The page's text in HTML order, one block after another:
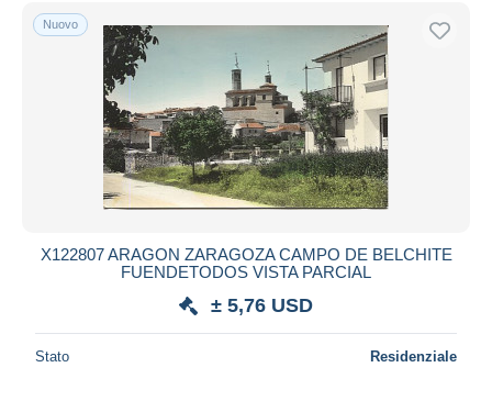
Spedizione gratuita
Metodi di pagamento
PayPal
Bonifico bancario
Visa
Mastercard
Bancontact
Maestro
Residenza del venditore
Nuovo
X122807 ARAGON ZARAGOZA CAMPO DE BELCHITE
FUENDETODOS VISTA PARCIAL
± 5,76 USD
Stato Residenziale